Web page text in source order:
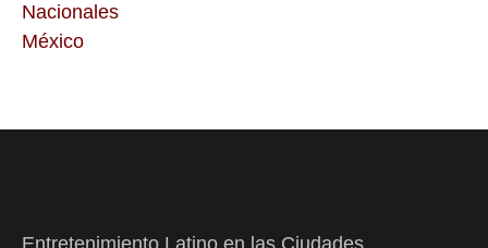
Nacionales
México
Entretenimiento Latino en las Ciudades